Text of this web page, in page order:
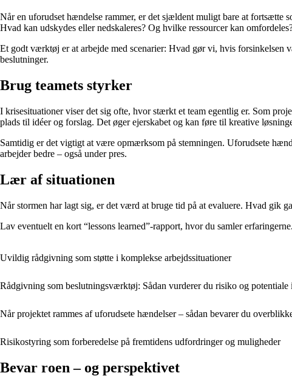
Når en uforudset hændelse rammer, er det sjældent muligt bare at fortsætte
Hvad kan udskydes eller nedskaleres? Og hvilke ressourcer kan
Et godt værktøj er at arbejde med scenarier: Hvad gør vi, hvis forsinkelsen
beslutninger.
Brug teamets styrker
I krisesituationer viser det sig ofte, hvor stærkt et team egentlig er. Som
plads til idéer og forslag. Det øger ejerskabet og kan føre til kreative
Samtidig er det vigtigt at være opmærksom på stemningen. Uforudsete
arbejder bedre – også under pres.
Lær af situationen
Når stormen har lagt sig, er det værd at bruge tid på at evaluere. Hvad gik
Lav eventuelt en kort “lessons learned”-rapport, hvor du samler
Uvildig rådgivning som støtte i komplekse arbejdssituationer
Rådgivning som beslutningsværktøj: Sådan vurderer du risiko og potentiale
Når projektet rammes af uforudsete hændelser – sådan bevarer du
Risikostyring som forberedelse på fremtidens udfordringer og muligheder
Bevar roen – og perspektivet